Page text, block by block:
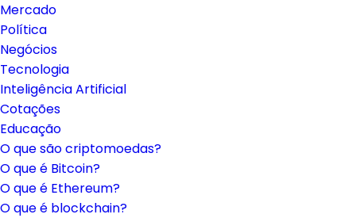
Mercado
Política
Negócios
Tecnologia
Inteligência Artificial
Cotações
Educação
O que são criptomoedas?
O que é Bitcoin?
O que é Ethereum?
O que é blockchain?